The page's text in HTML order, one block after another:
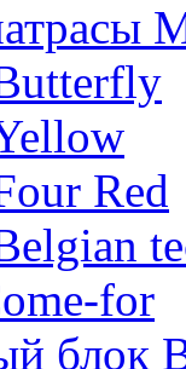
Red
for
блок